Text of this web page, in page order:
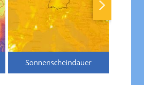
Sonnenscheindauer